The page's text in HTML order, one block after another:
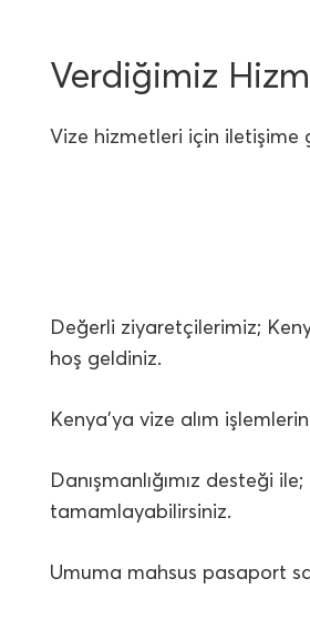
Verdiğimiz
Vize hizmetleri için iletişime
Değerli ziyaretçilerimiz;
hoş geldiniz.
Kenya’ya vize alım
Danışmanlığımız desteği
tamamlayabilirsiniz.
Umuma mahsus pasaport